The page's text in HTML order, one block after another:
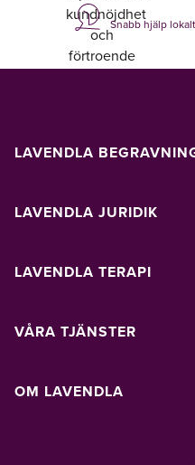
Snabb hjälp
LAVENDLA
LAVENDLA JURIDIK
LAVENDLA TERAPI
VÅRA TJÄNSTER
OM LAVENDLA